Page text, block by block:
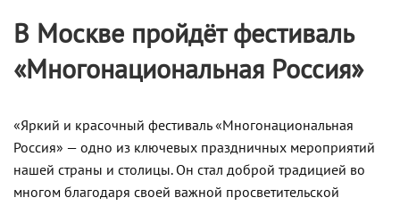
В Москве пройдёт фестиваль
«Многонациональная Россия»
«Яркий и красочный фестиваль «Многонациональная
Россия» — одно из ключевых праздничных мероприятий
нашей страны и столицы. Он стал доброй традицией во
многом благодаря своей важной просветительской